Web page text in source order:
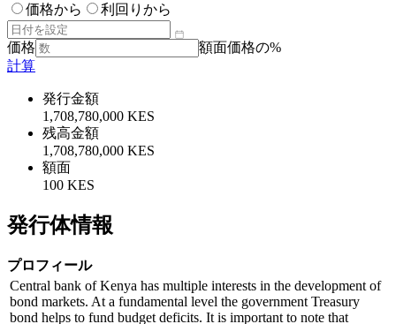
価格から
利回りから
価格
額面価格の%
計算
発行金額
1,708,780,000 KES
残高金額
1,708,780,000 KES
額面
100 KES
発行体情報
プロフィール
Central bank of Kenya has multiple interests in the development of
bond markets. At a fundamental level the government Treasury
bond helps to fund budget deficits. It is important to note that